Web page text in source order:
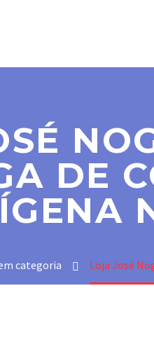
DE
categoria Loja José